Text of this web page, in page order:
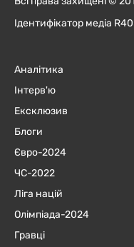
Ідентифікатор медіа
Аналітика
Інтерв'ю
Ексклюзив
Блоги
Євро-2024
ЧC-2022
Ліга націй
Олімпіада-2024
Гравці